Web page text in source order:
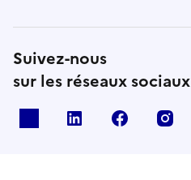
Suivez-nous
sur les réseaux sociaux
Linkedin Facebook